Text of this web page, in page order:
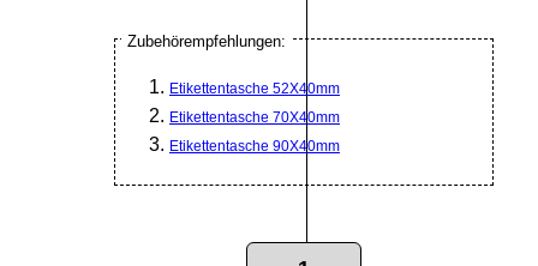
Zubehörempfehlungen:
Etikettentasche 52X40mm
Etikettentasche 70X40mm
Etikettentasche 90X40mm